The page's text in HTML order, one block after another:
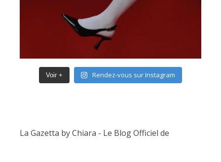
Voir + Rendez-vous sur Instagram
La Gazetta by Chiara - Le Blog Officiel de